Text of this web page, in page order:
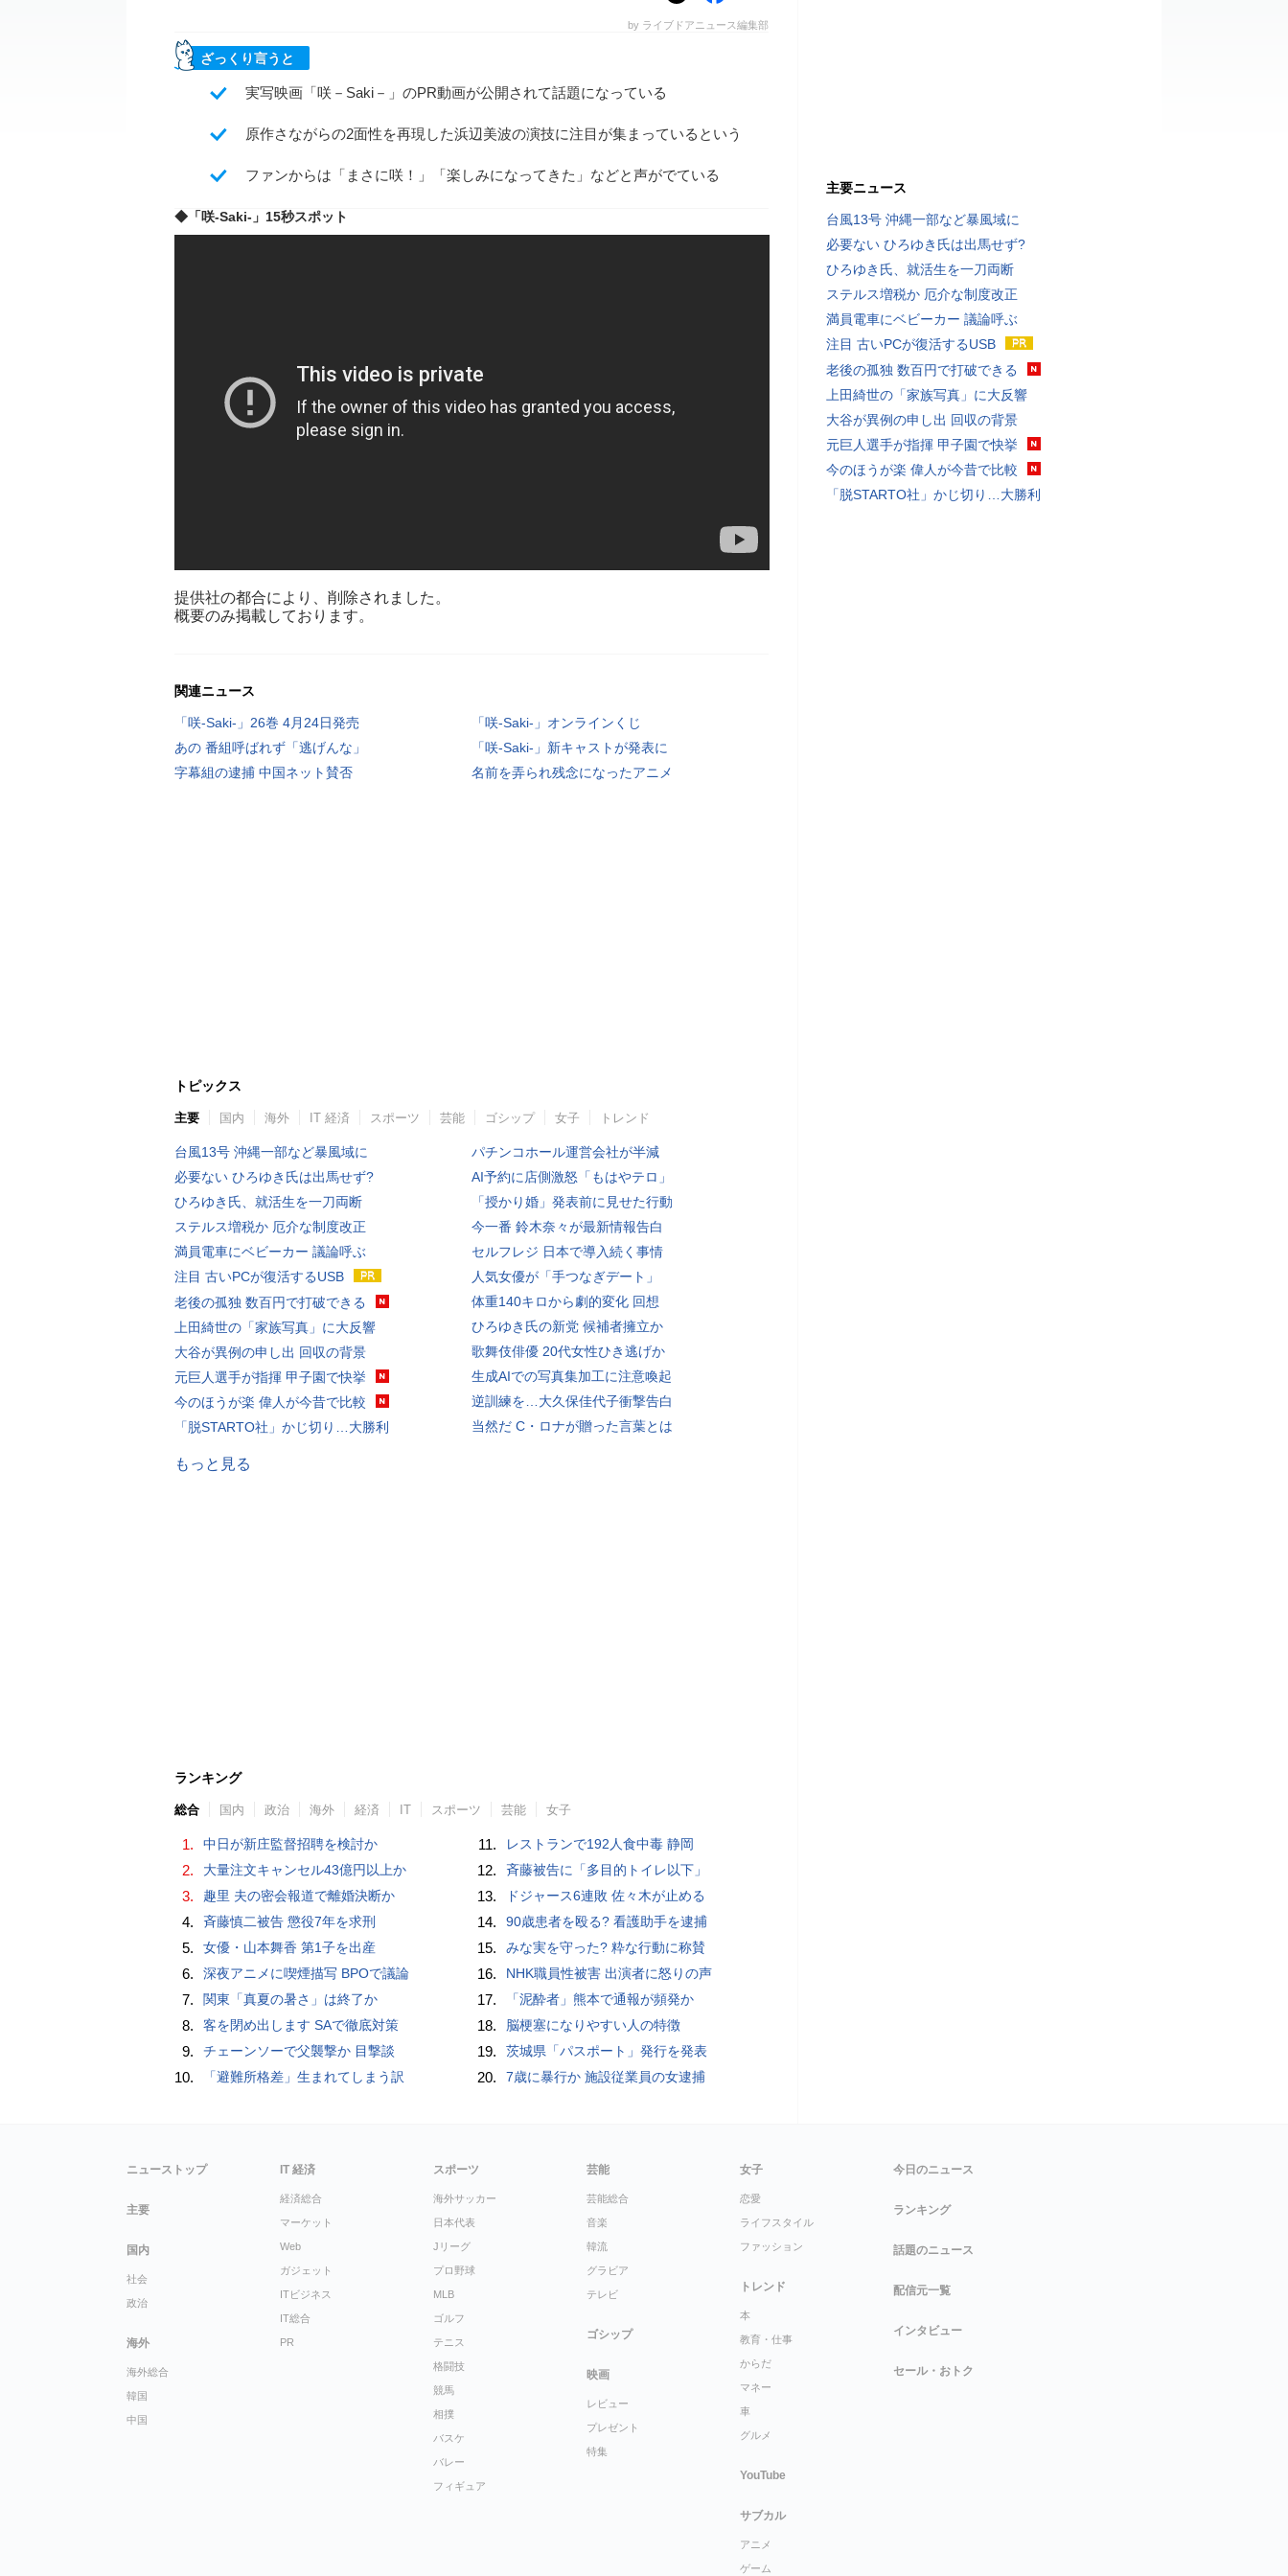
by ライブドアニュース編集部
ざっくり言うと
実写映画「咲－Saki－」のPR動画が公開されて話題になっている
原作さながらの2面性を再現した浜辺美波の演技に注目が集まっているという
ファンからは「まさに咲！」「楽しみになってきた」などと声がでている
◆「咲-Saki-」15秒スポット
提供社の都合により、削除されました。
概要のみ掲載しております。
関連ニュース
「咲-Saki-」26巻 4月24日発売
「咲-Saki-」オンラインくじ
あの 番組呼ばれず「逃げんな」
「咲-Saki-」新キャストが発表に
字幕組の逮捕 中国ネット賛否
名前を弄られ残念になったアニメ
トピックス
主要 国内 海外 IT 経済 スポーツ 芸能 ゴシップ 女子 トレンド
台風13号 沖縄一部など暴風域に
必要ない ひろゆき氏は出馬せず?
ひろゆき氏、就活生を一刀両断
ステルス増税か 厄介な制度改正
満員電車にベビーカー 議論呼ぶ
注目 古いPCが復活するUSB
老後の孤独 数百円で打破できる
上田綺世の「家族写真」に大反響
大谷が異例の申し出 回収の背景
元巨人選手が指揮 甲子園で快挙
今のほうが楽 偉人が今昔で比較
「脱STARTO社」かじ切り…大勝利
パチンコホール運営会社が半減
AI予約に店側激怒「もはやテロ」
「授かり婚」発表前に見せた行動
今一番 鈴木奈々が最新情報告白
セルフレジ 日本で導入続く事情
人気女優が「手つなぎデート」
体重140キロから劇的変化 回想
ひろゆき氏の新党 候補者擁立か
歌舞伎俳優 20代女性ひき逃げか
生成AIでの写真集加工に注意喚起
逆訓練を…大久保佳代子衝撃告白
当然だ C・ロナが贈った言葉とは
もっと見る
ランキング
総合 国内 政治 海外 経済 IT スポーツ 芸能 女子
1. 中日が新庄監督招聘を検討か
2. 大量注文キャンセル43億円以上か
3. 趣里 夫の密会報道で離婚決断か
4. 斉藤慎二被告 懲役7年を求刑
5. 女優・山本舞香 第1子を出産
6. 深夜アニメに喫煙描写 BPOで議論
7. 関東「真夏の暑さ」は終了か
8. 客を閉め出します SAで徹底対策
9. チェーンソーで父襲撃か 目撃談
10. 「避難所格差」生まれてしまう訳
11. レストランで192人食中毒 静岡
12. 斉藤被告に「多目的トイレ以下」
13. ドジャース6連敗 佐々木が止める
14. 90歳患者を殴る? 看護助手を逮捕
15. みな実を守った? 粋な行動に称賛
16. NHK職員性被害 出演者に怒りの声
17. 「泥酔者」熊本で通報が頻発か
18. 脳梗塞になりやすい人の特徴
19. 茨城県「パスポート」発行を発表
20. 7歳に暴行か 施設従業員の女逮捕
主要ニュース
台風13号 沖縄一部など暴風域に
必要ない ひろゆき氏は出馬せず?
ひろゆき氏、就活生を一刀両断
ステルス増税か 厄介な制度改正
満員電車にベビーカー 議論呼ぶ
注目 古いPCが復活するUSB
老後の孤独 数百円で打破できる
上田綺世の「家族写真」に大反響
大谷が異例の申し出 回収の背景
元巨人選手が指揮 甲子園で快挙
今のほうが楽 偉人が今昔で比較
「脱STARTO社」かじ切り…大勝利
ニューストップ
主要
国内
社会
政治
海外
海外総合
韓国
中国
IT 経済
経済総合
マーケット
Web
ガジェット
ITビジネス
IT総合
PR
スポーツ
海外サッカー
日本代表
Jリーグ
プロ野球
MLB
ゴルフ
テニス
格闘技
競馬
相撲
バスケ
バレー
フィギュア
芸能
芸能総合
音楽
韓流
グラビア
テレビ
ゴシップ
映画
レビュー
プレゼント
特集
女子
恋愛
ライフスタイル
ファッション
トレンド
本
教育・仕事
からだ
マネー
車
グルメ
YouTube
サブカル
アニメ
ゲーム
今日のニュース
ランキング
話題のニュース
配信元一覧
インタビュー
セール・おトク